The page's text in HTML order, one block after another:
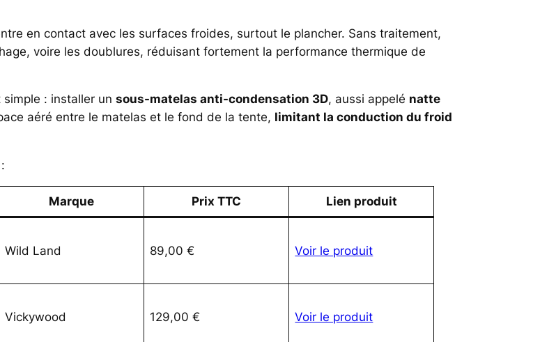
en contact avec les surfaces froides, surtout le plancher. Sans traitement,
voire les doublures, réduisant fortement la performance thermique de
simple : installer un sous-matelas anti-condensation 3D, aussi appelé natte
aéré entre le matelas et le fond de la tente, limitant la conduction du froid
Marque Prix TTC Lien produit
Wild Land 89,00 € Voir le produit
Vickywood 129,00 € Voir le produit